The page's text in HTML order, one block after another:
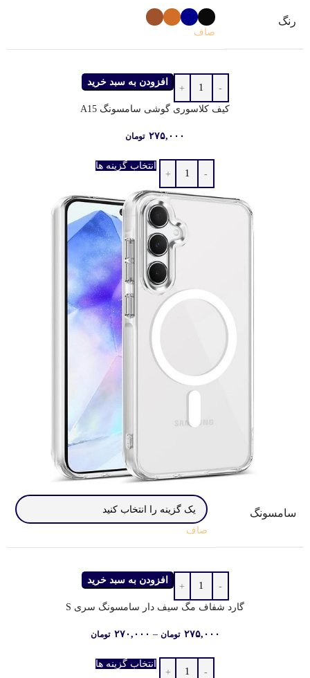
رنگ
صاف
افزودن به سبد خرید
کیف کلاسوری گوشی سامسونگ A15
۲۷۵,۰۰۰ تومان
انتخاب گزینه ها
سامسونگ
صاف
افزودن به سبد خرید
گارد شفاف مگ‌ سیف دار سامسونگ سری S
۲۷۵,۰۰۰ تومان – ۲۷۰,۰۰۰ تومان
انتخاب گزینه ها